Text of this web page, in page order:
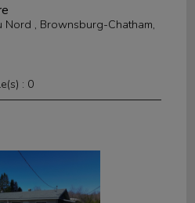
, Brownsburg-Chatham,
: 0